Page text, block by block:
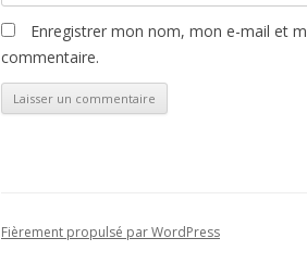
Enregistrer mon nom, mon e-mail et
commentaire.
Fièrement propulsé par WordPress